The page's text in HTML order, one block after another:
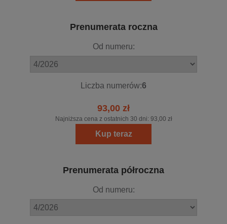
Prenumerata roczna
Od numeru:
Liczba numerów:6
93,00 zł
Najniższa cena z ostatnich 30 dni: 93,00 zł
Kup teraz
Prenumerata półroczna
Od numeru: